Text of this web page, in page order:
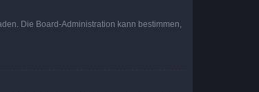
Die Board-Administration kann bestimmen,